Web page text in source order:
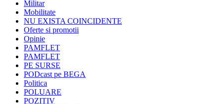
Militar
Mobilitate
NU EXISTA COINCIDENTE
Oferte si promotii
Opinie
PAMFLET
PAMFLET
PE SURSE
PODcast pe BEGA
Politica
POLUARE
POZITIV